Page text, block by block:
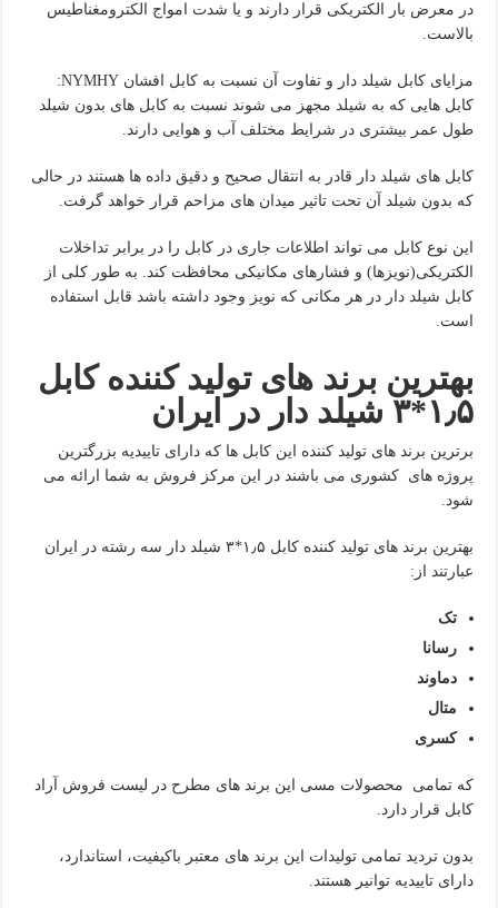
در معرض بار الکتریکی قرار دارند و یا شدت امواج الکترومغناطیس
بالاست.
مزایای کابل شیلد دار و تفاوت آن نسبت به کابل افشان NYMHY:
کابل هایی که به شیلد مجهز می شوند نسبت به کابل های بدون شیلد
طول عمر بیشتری در شرایط مختلف آب و هوایی دارند.
کابل های شیلد دار قادر به انتقال صحیح و دقیق داده ها هستند در حالی
که بدون شیلد آن تحت تاثیر میدان های مزاحم قرار خواهد گرفت.
این نوع کابل می تواند اطلاعات جاری در کابل را در برابر تداخلات
الکتریکی(نویزها) و فشارهای مکانیکی محافظت کند. به طور کلی از
کابل شیلد دار در هر مکانی که نویز وجود داشته باشد قابل استفاده
است.
بهترین برند های تولید کننده کابل
۱٫۵*۳ شیلد دار در ایران
برترین برند های تولید کننده این کابل ها که دارای تاییدیه بزرگترین
پروژه های کشوری می باشند در این مرکز فروش به شما ارائه می
شود.
بهترین برند های تولید کننده کابل ۱٫۵*۳ شیلد دار سه رشته در ایران
عبارتند از:
تک
رسانا
دماوند
متال
کسری
که تمامی محصولات مسی این برند های مطرح در لیست فروش آراد
کابل قرار دارد.
بدون تردید تمامی تولیدات این برند های معتبر باکیفیت، استاندارد،
دارای تاییدیه توانیر هستند.